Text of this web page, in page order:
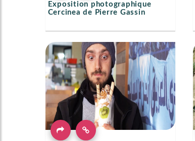
Exposition photographique
Cercinea de Pierre Gassin